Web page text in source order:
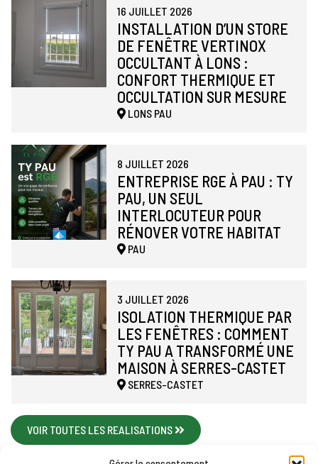
16 JUILLET 2026
INSTALLATION D’UN STORE
DE FENÊTRE VERTINOX
OCCULTANT À LONS :
CONFORT THERMIQUE ET
OCCULTATION SUR MESURE
LONS PAU
8 JUILLET 2026
ENTREPRISE RGE À PAU : TY
PAU, UN SEUL
INTERLOCUTEUR POUR
RÉNOVER VOTRE HABITAT
PAU
3 JUILLET 2026
ISOLATION THERMIQUE PAR
LES FENÊTRES : COMMENT
TY PAU A TRANSFORMÉ UNE
MAISON À SERRES-CASTET
SERRES-CASTET
VOIR TOUTES LES REALISATIONS